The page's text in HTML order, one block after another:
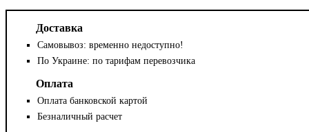
Доставка
Самовывоз: временно недоступно!
По Украине: по тарифам перевозчика
Оплата
Оплата банковской картой
Безналичный расчет